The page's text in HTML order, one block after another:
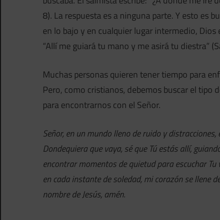
8). La respuesta es a ninguna parte. Y esto es
en lo bajo y en cualquier lugar intermedio,
“Allí me guiará tu mano y me asirá tu diestra”
Muchas personas quieren tener tiempo para
Pero, como cristianos, debemos buscar el tipo
para encontrarnos con el Señor.
Señor, en un mundo lleno de ruido y
Dondequiera que vaya, sé que Tú estás allí,
encontrar momentos de quietud para escuchar
en cada instante de soledad, mi corazón se llene
nombre de Jesús, amén.